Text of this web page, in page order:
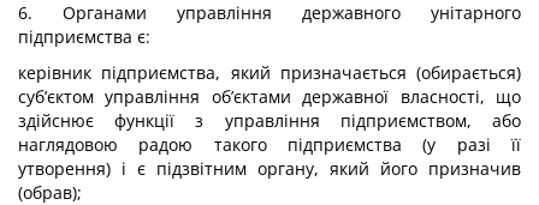
6. Органами управління державного унітарного
підприємства є:
керівник підприємства, який призначається (обирається)
суб’єктом управління об’єктами державної власності, що
здійснює функції з управління підприємством, або
наглядовою радою такого підприємства (у разі її
утворення) і є підзвітним органу, який його призначив
(обрав);